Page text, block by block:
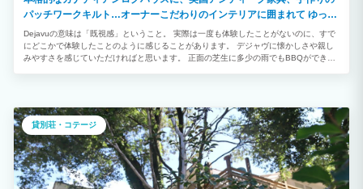
パッチワークキルト…オーナーこだわりのインテリアに囲まれて ゆっく
りとした贅沢な時間をお過ごしください。
Dejavuの意味は「既視感」ということ。 実際は一度も体験したことがないのに、すで
にどこかで体験したことのように感じることがあります。 デジャヴに懐かしさや親し
みやすさを感じていただければと思います。 正面の芝生に多少の雨でもBBQができる
貸別荘・コテージ